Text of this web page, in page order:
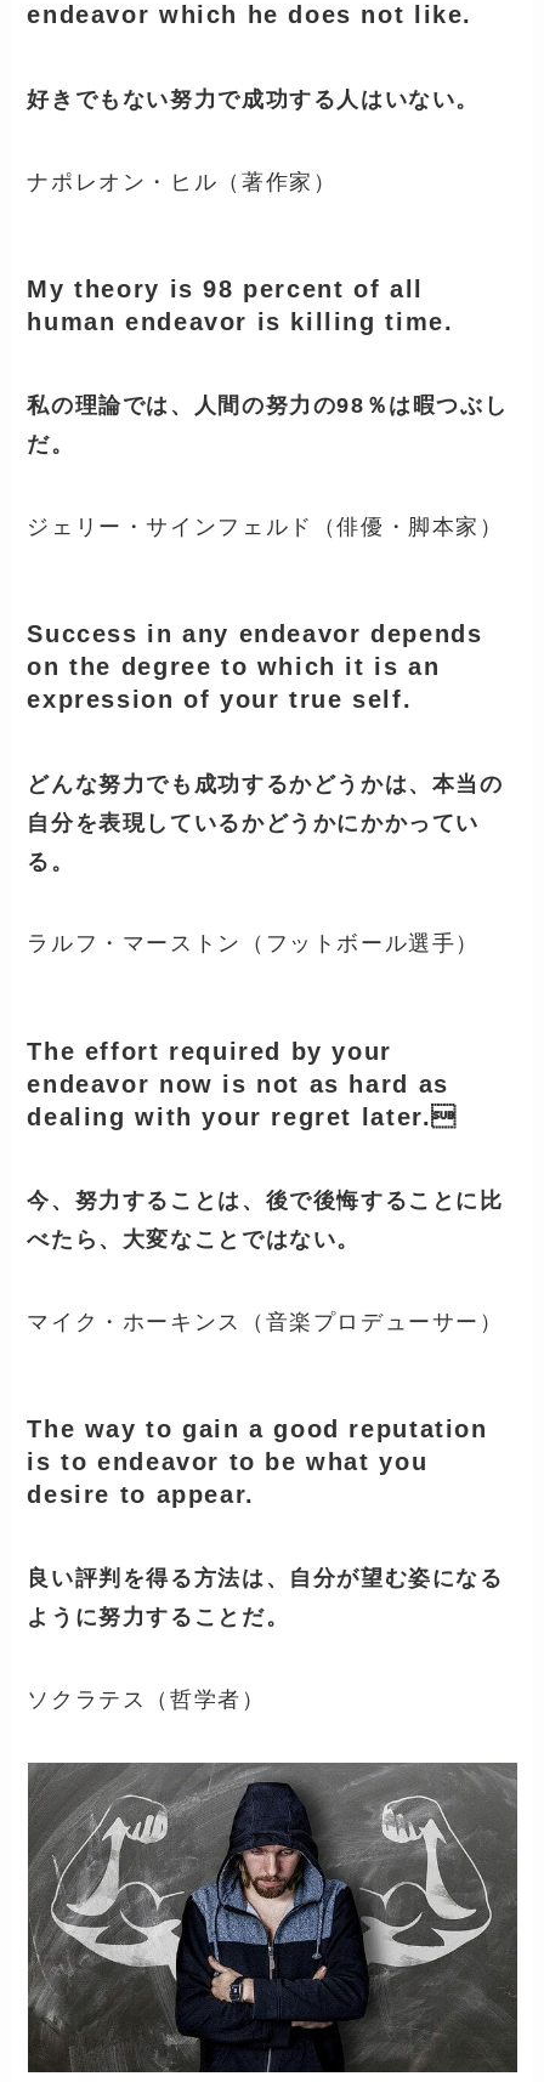
endeavor which he does not like.
好きでもない努力で成功する人はいない。
ナポレオン・ヒル（著作家）
My theory is 98 percent of all
human endeavor is killing time.
私の理論では、人間の努力の98％は暇つぶし
だ。
ジェリー・サインフェルド（俳優・脚本家）
Success in any endeavor depends
on the degree to which it is an
expression of your true self.
どんな努力でも成功するかどうかは、本当の
自分を表現しているかどうかにかかってい
る。
ラルフ・マーストン（フットボール選手）
The effort required by your
endeavor now is not as hard as
dealing with your regret later.
今、努力することは、後で後悔することに比
べたら、大変なことではない。
マイク・ホーキンス（音楽プロデューサー）
The way to gain a good reputation
is to endeavor to be what you
desire to appear.
良い評判を得る方法は、自分が望む姿になる
ように努力することだ。
ソクラテス（哲学者）